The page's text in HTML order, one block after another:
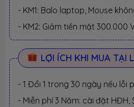
- KM1: Balo laptop, Mouse
- KM2: Giảm tiền mặt 300.000
LỢI ÍCH KHI MUA TẠI
- 1 Đổi 1 trong 30 ngày nếu lỗi
- Miễn phí 3 Năm: cài đặt HĐH,